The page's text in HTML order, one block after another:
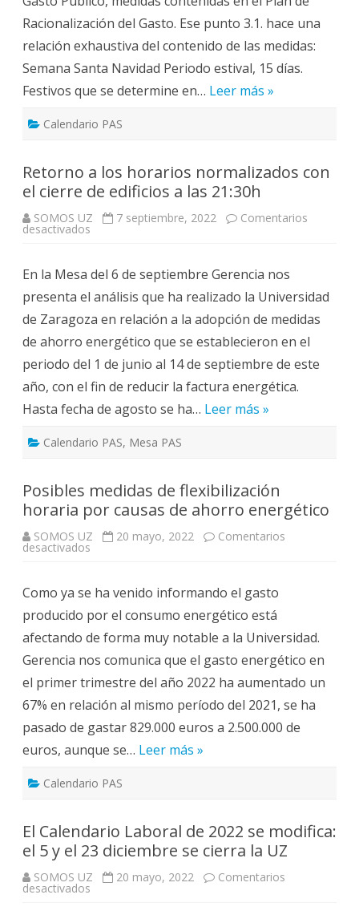
Racionalización del Gasto. Ese punto 3.1. hace una
relación exhaustiva del contenido de las medidas:
Semana Santa Navidad Periodo estival, 15 días.
Festivos que se determine en… Leer más »
Calendario PAS
Retorno a los horarios normalizados con
el cierre de edificios a las 21:30h
SOMOS UZ 7 septiembre, 2022 Comentarios
desactivados
horarios
normalizados
con
el
cierre
de
edificios
a
las
21:30h
En la Mesa del 6 de septiembre Gerencia nos
presenta el análisis que ha realizado la Universidad
de Zaragoza en relación a la adopción de medidas
de ahorro energético que se establecieron en el
periodo del 1 de junio al 14 de septiembre de este
año, con el fin de reducir la factura energética.
Hasta fecha de agosto se ha… Leer más »
Calendario PAS, Mesa PAS
Posibles medidas de flexibilización
horaria por causas de ahorro energético
SOMOS UZ 20 mayo, 2022 Comentarios
desactivados
flexibilización
horaria
por
causas
de
ahorro
energético
Como ya se ha venido informando el gasto
producido por el consumo energético está
afectando de forma muy notable a la Universidad.
Gerencia nos comunica que el gasto energético en
el primer trimestre del año 2022 ha aumentado un
67% en relación al mismo período del 2021, se ha
pasado de gastar 829.000 euros a 2.500.000 de
euros, aunque se… Leer más »
Calendario PAS
El Calendario Laboral de 2022 se modifica:
el 5 y el 23 diciembre se cierra la UZ
SOMOS UZ 20 mayo, 2022 Comentarios
desactivados